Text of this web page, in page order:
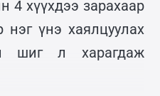
4 хүүхдээ зарахаар
үнэ хаялцуулах
шиг л харагдаж